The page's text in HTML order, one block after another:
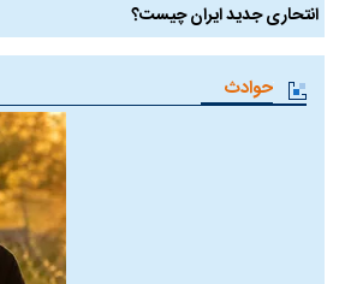
انتحاری جدید ایران چیست؟
حوادث